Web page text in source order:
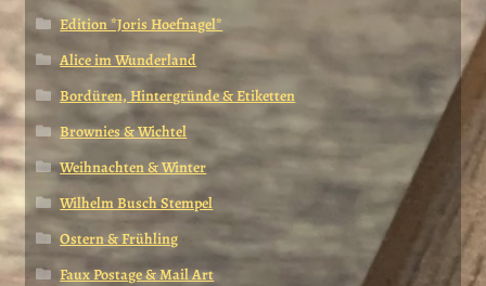
Edition *Joris Hoefnagel*
Alice im Wunderland
Bordüren, Hintergründe & Etiketten
Brownies & Wichtel
Weihnachten & Winter
Wilhelm Busch Stempel
Ostern & Frühling
Faux Postage & Mail Art